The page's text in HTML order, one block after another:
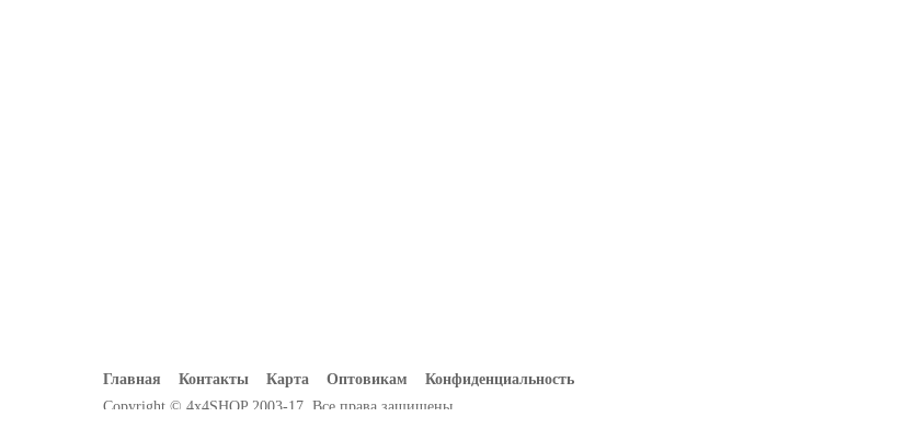
Главная Контакты Карта Оптовикам
Конфиденциальность
Copyright © 4x4SHOP 2003-17. Все права защищены.